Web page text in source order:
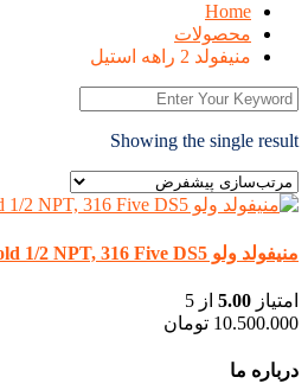
Home
محصولات
منیفولد 2 راهه استیل
Showing the single result
منیفولد ولو Way Manifold 1/2 NPT, 316 Five DS5
امتیاز 5.00 از 5
10.500.000 تومان
درباره ما